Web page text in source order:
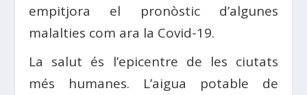
empitjora el pronòstic d’algunes
malalties com ara la Covid-19.
La salut és l’epicentre de les ciutats
més humanes. L’aigua potable de